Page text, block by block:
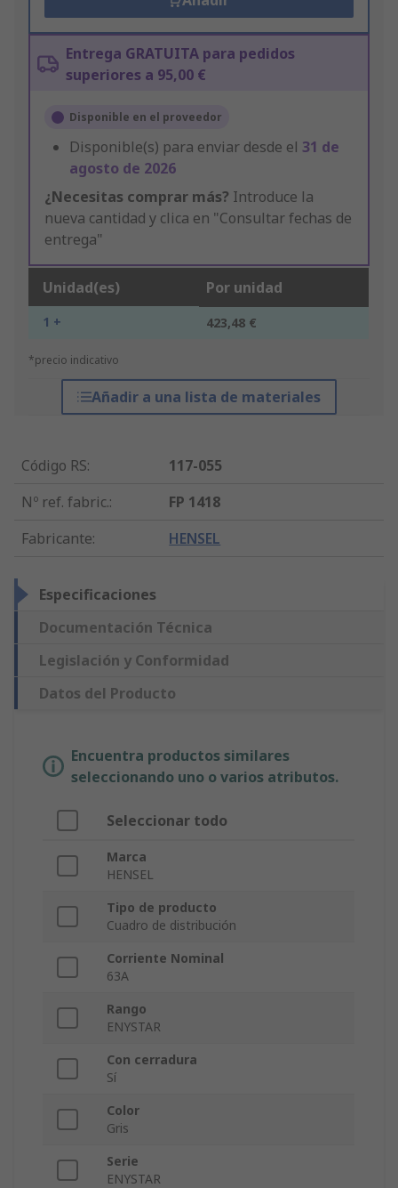
Entrega GRATUITA para pedidos
superiores a 95,00 €
Disponible en el proveedor
Disponible(s) para enviar desde el 31 de
agosto de 2026
¿Necesitas comprar más? Introduce la
nueva cantidad y clica en "Consultar fechas de
entrega"
Unidad(es) Por unidad
1 + 423,48 €
*precio indicativo
Añadir a una lista de materiales
Código RS:
117-055
Nº ref. fabric.:
FP 1418
Fabricante: HENSEL
Especificaciones
Documentación Técnica
Legislación y Conformidad
Datos del Producto
Encuentra productos similares
seleccionando uno o varios atributos.
Seleccionar todo
Marca
HENSEL
Tipo de producto
Cuadro de distribución
Corriente Nominal
63A
Rango
ENYSTAR
Con cerradura
Sí
Color
Gris
Serie
ENYSTAR